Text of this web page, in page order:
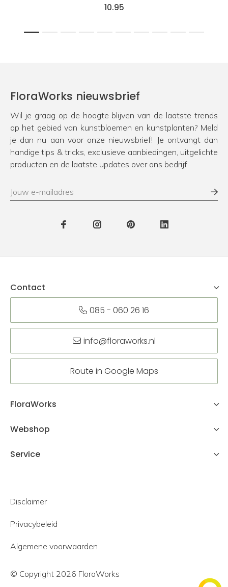
10.95
1
FloraWorks nieuwsbrief
Wil je graag op de hoogte blijven van de laatste trends
op het gebied van kunstbloemen en kunstplanten? Meld
je dan nu aan voor onze nieuwsbrief! Je ontvangt dan
handige tips & tricks, exclusieve aanbiedingen, uitgelichte
producten en de laatste updates over ons bedrijf.
Contact
085 - 060 26 16
info@floraworks.nl
Route in Google Maps
FloraWorks
Webshop
Service
Disclaimer
Privacybeleid
Algemene voorwaarden
© Copyright 2026 FloraWorks